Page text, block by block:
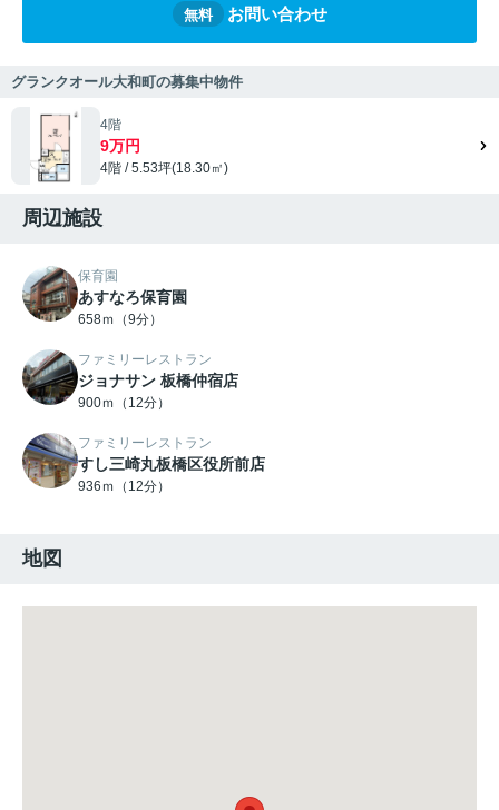
無料 お問い合わせ
グランクオール大和町の募集中物件
4階
9万円
4階 / 5.53坪(18.30㎡)
周辺施設
保育園
あすなろ保育園
658ｍ（9分）
ファミリーレストラン
ジョナサン 板橋仲宿店
900ｍ（12分）
ファミリーレストラン
すし三崎丸板橋区役所前店
936ｍ（12分）
地図